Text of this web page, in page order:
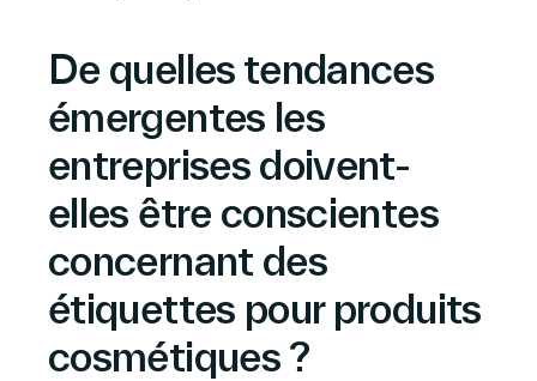
De quelles tendances
émergentes les
entreprises doivent-
elles être conscientes
concernant des
étiquettes pour produits
cosmétiques ?